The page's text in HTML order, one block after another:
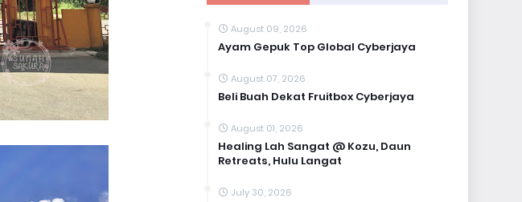
August 09, 2026
Ayam Gepuk Top Global Cyberjaya
August 07, 2026
Beli Buah Dekat Fruitbox Cyberjaya
August 01, 2026
Healing Lah Sangat @ Kozu, Daun
Retreats, Hulu Langat
July 30, 2026